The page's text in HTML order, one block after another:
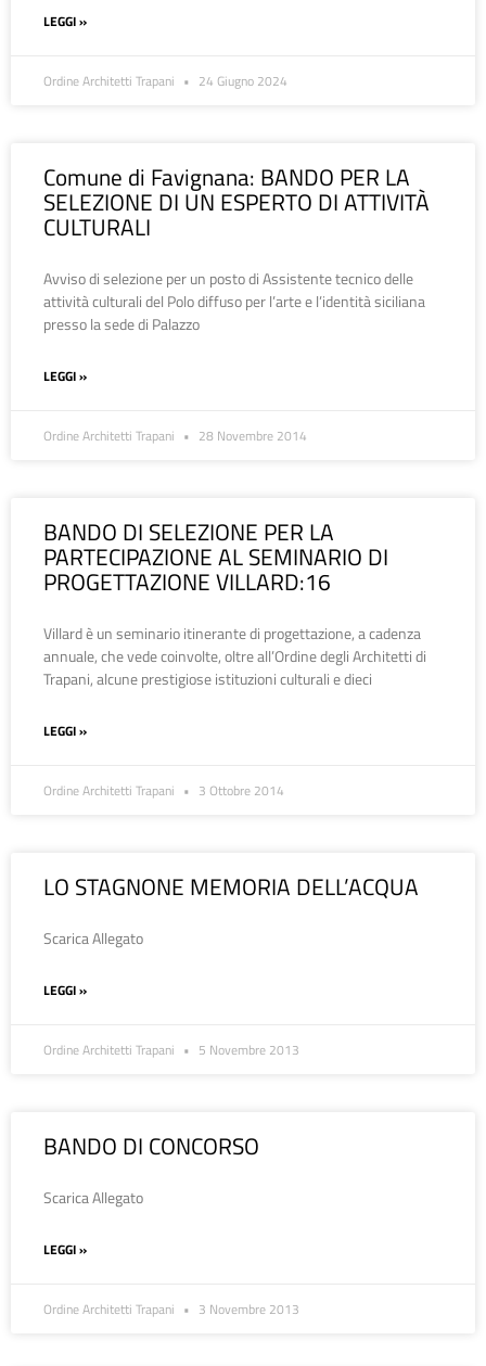
LEGGI »
Ordine Architetti Trapani 24 Giugno 2024
Comune di Favignana: BANDO PER LA
SELEZIONE DI UN ESPERTO DI ATTIVITÀ
CULTURALI
Avviso di selezione per un posto di Assistente tecnico delle
attività culturali del Polo diffuso per l’arte e l’identità siciliana
presso la sede di Palazzo
LEGGI »
Ordine Architetti Trapani 28 Novembre 2014
BANDO DI SELEZIONE PER LA
PARTECIPAZIONE AL SEMINARIO DI
PROGETTAZIONE VILLARD:16
Villard è un seminario itinerante di progettazione, a cadenza
annuale, che vede coinvolte, oltre all’Ordine degli Architetti di
Trapani, alcune prestigiose istituzioni culturali e dieci
LEGGI »
Ordine Architetti Trapani 3 Ottobre 2014
LO STAGNONE MEMORIA DELL’ACQUA
Scarica Allegato
LEGGI »
Ordine Architetti Trapani 5 Novembre 2013
BANDO DI CONCORSO
Scarica Allegato
LEGGI »
Ordine Architetti Trapani 3 Novembre 2013